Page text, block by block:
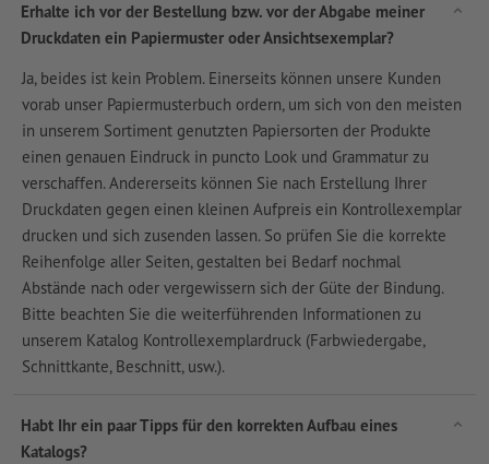
Erhalte ich vor der Bestellung bzw. vor der Abgabe meiner
Druckdaten ein Papiermuster oder Ansichtsexemplar?
Ja, beides ist kein Problem. Einerseits können unsere Kunden
vorab unser Papiermusterbuch ordern, um sich von den meisten
in unserem Sortiment genutzten Papiersorten der Produkte
einen genauen Eindruck in puncto Look und Grammatur zu
verschaffen. Andererseits können Sie nach Erstellung Ihrer
Druckdaten gegen einen kleinen Aufpreis ein Kontrollexemplar
drucken und sich zusenden lassen. So prüfen Sie die korrekte
Reihenfolge aller Seiten, gestalten bei Bedarf nochmal
Abstände nach oder vergewissern sich der Güte der Bindung.
Bitte beachten Sie die weiterführenden Informationen zu
unserem Katalog Kontrollexemplardruck (Farbwiedergabe,
Schnittkante, Beschnitt, usw.).
Habt Ihr ein paar Tipps für den korrekten Aufbau eines
Katalogs?